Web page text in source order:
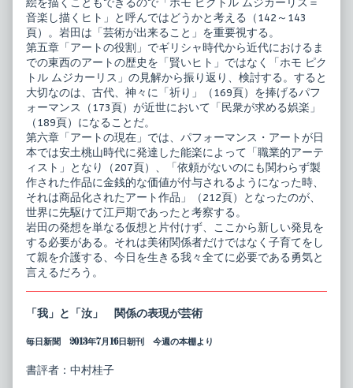
絵を描くこともできるので「ホモ ピクトル ムジカーリス＝
音楽し描くヒト」と呼んではどうかと考える（142～143
頁）。岩田は「芸術が出来ること」を重要視する。
第五章「アートの役割」でギリシャ時代から近代におけるま
での東西のアートの歴史を「賢いヒト」ではなく「ホモ ピク
トル ムジカーリス」の見解から振り返り、検討する。すると
大切なのは、古代、神々に「祈り」（169頁）を捧げるパフ
ォーマンス（173頁）が近世において「民衆が求める娯楽」
（189頁）になることだ。
第六章「アートの現在」では、パフォーマンス・アートが日
本では安土桃山時代に発達した能楽によって「職業的アーテ
ィスト」となり（207頁）、「依頼がないのにも関わらず製
作された作品に金銭的な価値が付与されるようになった時、
それは商品化されたアート作品」（212頁）となったのが、
世界に先駆けて江戸期であったと考察する。
岩田の発想を単なる仮想と片付けず、ここから新しい発見を
する必要がある。それは美術関係者だけではなく子育てをし
て親を介護する、今日を生きる我々全てに必要である勇気と
言えるだろう。
「我」と「汝」 関係の表現が芸術
毎日新聞 2013年7月16日朝刊 今週の本棚より
書評者：中村桂子